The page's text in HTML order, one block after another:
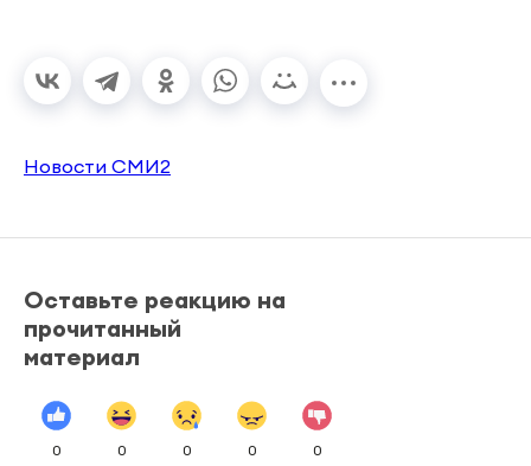
Новости СМИ2
Оставьте реакцию на
прочитанный
материал
0 0 0 0 0